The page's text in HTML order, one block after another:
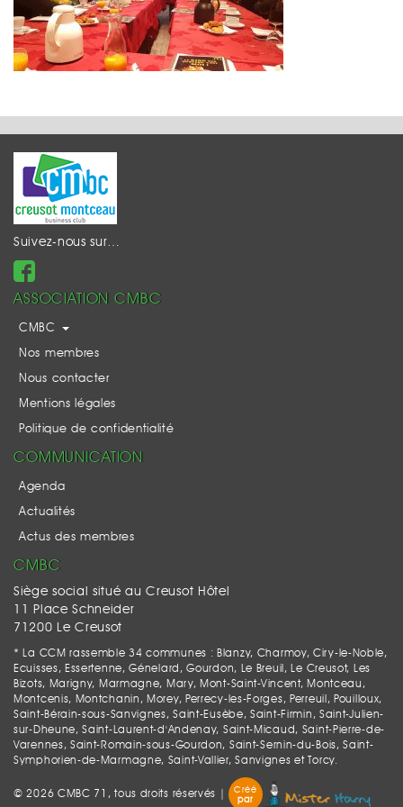
Suivez-nous sur…
ASSOCIATION CMBC
CMBC
Nos membres
Nous contacter
Mentions légales
Politique de confidentialité
COMMUNICATION
Agenda
Actualités
Actus des membres
CMBC
Siège social situé au Creusot Hôtel
11 Place Schneider
71200 Le Creusot
* La CCM rassemble 34 communes : Blanzy, Charmoy, Ciry-le-Noble,
Ecuisses, Essertenne, Génelard, Gourdon, Le Breuil, Le Creusot, Les
Bizots, Marigny, Marmagne, Mary, Mont-Saint-Vincent, Montceau,
Montcenis, Montchanin, Morey, Perrecy-les-Forges, Perreuil, Pouilloux,
Saint-Bérain-sous-Sanvignes, Saint-Eusèbe, Saint-Firmin, Saint-Julien-
sur-Dheune, Saint-Laurent-d'Andenay, Saint-Micaud, Saint-Pierre-de-
Varennes, Saint-Romain-sous-Gourdon, Saint-Sernin-du-Bois, Saint-
Symphorien-de-Marmagne, Saint-Vallier, Sanvignes et Torcy.
© 2026 CMBC 71, tous droits réservés |
Créé
par